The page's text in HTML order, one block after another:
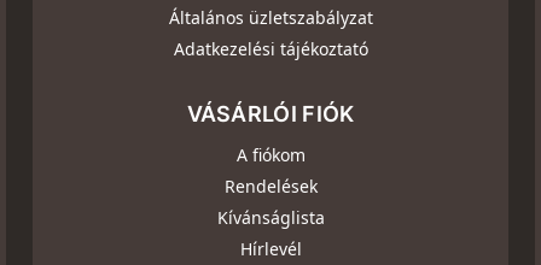
Általános üzletszabályzat
Adatkezelési tájékoztató
VÁSÁRLÓI FIÓK
A fiókom
Rendelések
Kívánságlista
Hírlevél